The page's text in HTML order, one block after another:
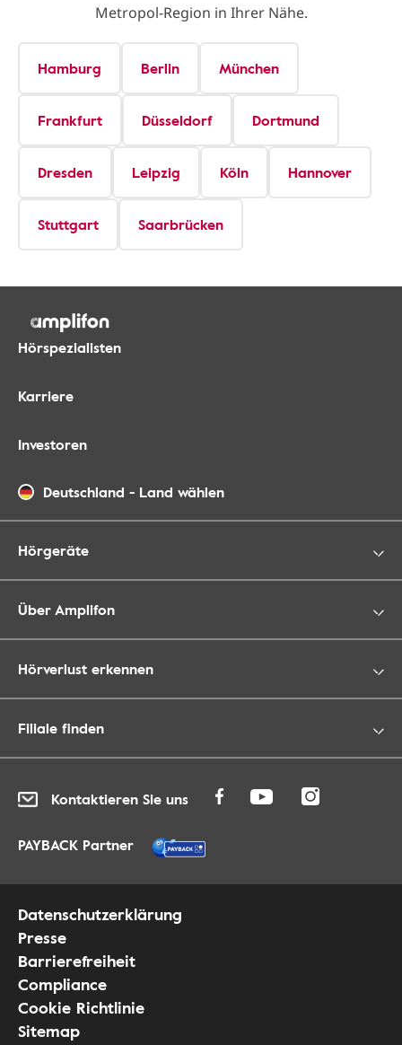
Metropol-Region in Ihrer Nähe.
Hamburg Berlin München
Frankfurt Düsseldorf Dortmund
Dresden Leipzig Köln Hannover
Stuttgart Saarbrücken
Hörspezialisten
Karriere
Investoren
Deutschland - Land wählen
Hörgeräte
Über Amplifon
Hörverlust erkennen
Filiale finden
Kontaktieren Sie uns
PAYBACK Partner
Datenschutzerklärung
Presse
Barrierefreiheit
Compliance
Cookie Richtlinie
Sitemap